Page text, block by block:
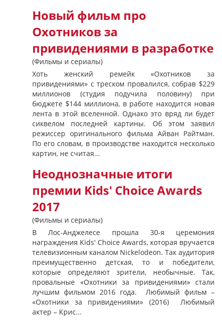
Новый фильм про
Охотников за
привидениями в разработке
(Фильмы и сериалы)
Хоть женский ремейк «Охотников за
привидениями» с треском провалился, собрав $229
миллионов (студия подучила половину) при
бюджете $144 миллиона, в работе находится новая
лента в этой вселенной. Однако это вряд ли будет
сиквелом последней картины. Об этом заявил
режиссер оригинального фильма Айван Райтман.
По его словам, в производстве находится несколько
картин, не считая...
Неоднозначные итоги
премии Kids' Choice Awards
2017
(Фильмы и сериалы)
В Лос-Анджелесе прошла 30-я церемония
награждения Kids' Choice Awards, которая вручается
телевизионным каналом Nickelodeon. Так аудитория
преимущественно детская, то и победители,
которые определяют зрители, необычные. Так,
провальные «Охотники за привидениями» стали
лучшим фильмом 2016 года. Любимый фильм –
«Охотники за привидениями» (2016) Любимый
актер – Крис...